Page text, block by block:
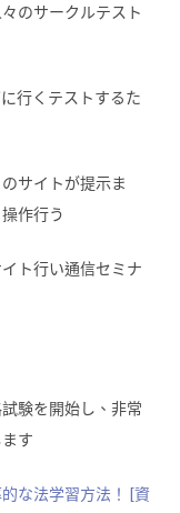
のサークルテスト
行くテストするた
サイトが提示ま
作行う
ト行い通信セミナ
験を開始し、非常
す
な法学習方法！ [資